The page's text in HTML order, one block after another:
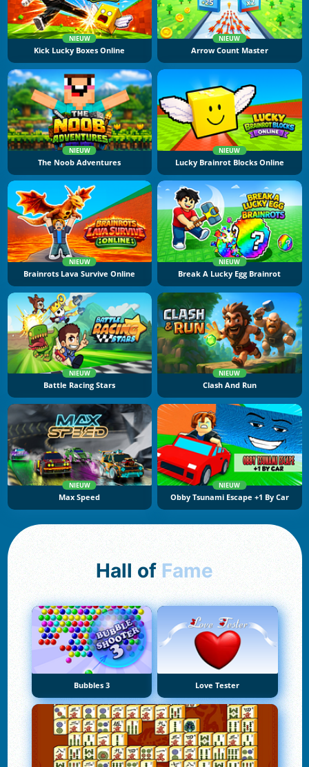
NIEUW
Kick Lucky Boxes Online
NIEUW
Arrow Count Master
NIEUW
The Noob Adventures
NIEUW
Lucky Brainrot Blocks Online
NIEUW
Brainrots Lava Survive Online
NIEUW
Break A Lucky Egg Brainrot
NIEUW
Battle Racing Stars
NIEUW
Clash And Run
NIEUW
Max Speed
NIEUW
Obby Tsunami Escape +1 By Car
Hall of Fame
Bubbles 3 Love Tester